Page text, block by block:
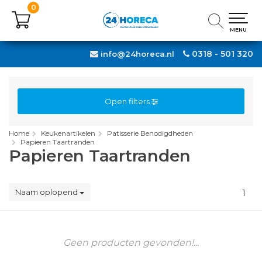
0318 - 501 320
info@24horeca.nl
0
MENU
0
MENU
Open filters
Home Keukenartikelen
Patisserie Benodigdheden
Papieren Taartranden
Papieren Taartranden
Naam oplopend 1
Geen producten gevonden!...